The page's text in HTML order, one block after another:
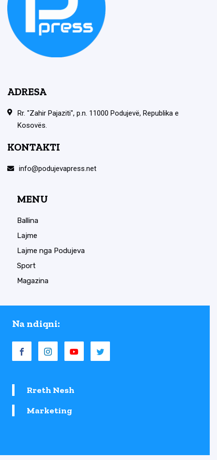
ADRESA
Rr. "Zahir Pajaziti", p.n. 11000 Podujevë, Republika e
Kosovës.
KONTAKTI
info@podujevapress.net
MENU
Ballina
Lajme
Lajme nga Podujeva
Sport
Magazina
Na ndiqni:
Rreth Nesh
Marketing